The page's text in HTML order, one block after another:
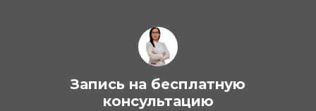
Психологические проблемы
Запись на бесплатную
консультацию